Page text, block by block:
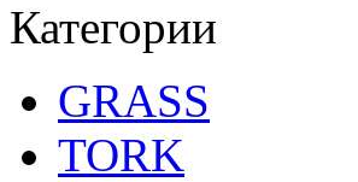
Категории
GRASS
TORK